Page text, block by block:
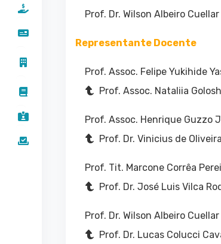
Prof. Dr. Wilson Albeiro
Representante Docente
Prof. Assoc. Felipe Yukihide
Prof. Assoc. Nataliia
Prof. Assoc. Henrique Guzzo
Prof. Dr. Vinicius de
Prof. Tit. Marcone Corrêa
Prof. Dr. José Luis Vilca
Prof. Dr. Wilson Albeiro
Prof. Dr. Lucas Colucci